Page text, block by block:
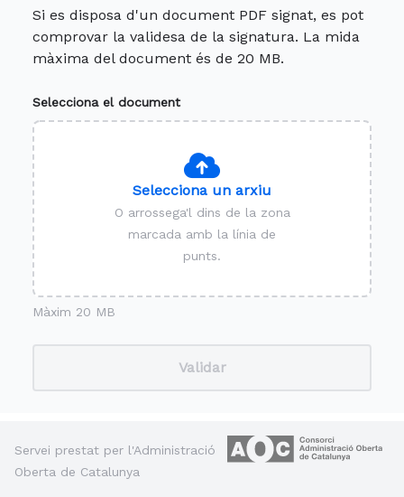
Si es disposa d'un document PDF signat, es pot
comprovar la validesa de la signatura. La mida
màxima del document és de 20 MB.
Selecciona el document
Selecciona un arxiu
O arrossega'l dins de la zona
marcada amb la línia de
punts.
Màxim 20 MB
Validar
Servei prestat per l'Administració
Oberta de Catalunya